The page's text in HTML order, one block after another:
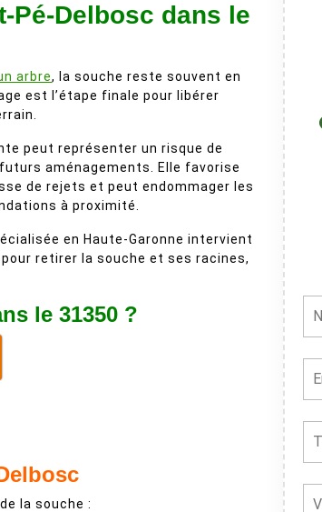
Pé-Delbosc dans le
arbre, la souche reste souvent en
est l’étape finale pour libérer
peut représenter un risque de
aménagements. Elle favorise
de rejets et peut endommager les
à proximité.
en Haute-Garonne intervient
retirer la souche et ses racines,
le 31350 ?
la souche :